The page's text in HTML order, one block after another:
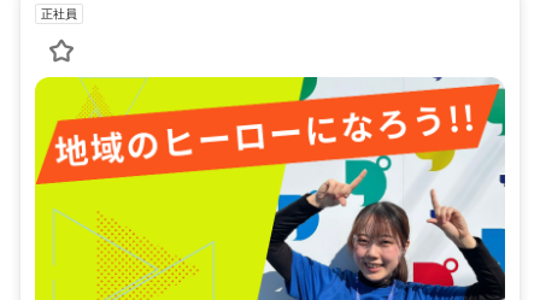
正社員